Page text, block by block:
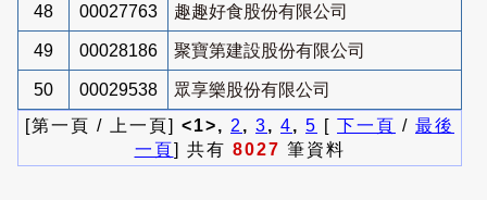
48 00027763 趣趣好食股份有限公司
49 00028186 聚寶第建設股份有限公司
50 00029538
眾享樂股份有限公司
[第一頁 / 上一頁] <1>, 2 , 3, 4, 5 [ 下一頁 / 最後
一頁] 共有 8027 筆資料